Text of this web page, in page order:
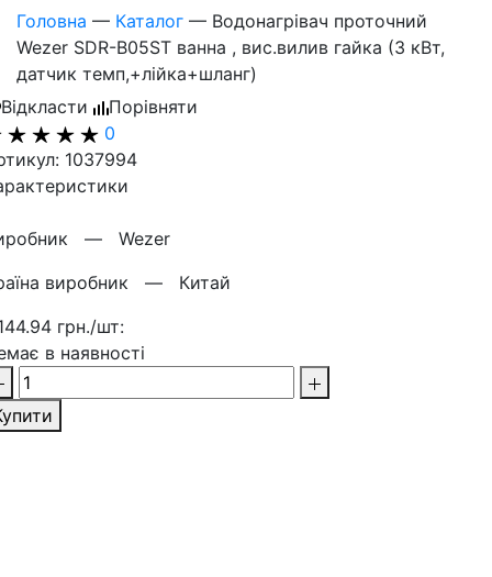
Головна — Каталог — Водонагрівач проточний
Wezer SDR-B05ST ванна , вис.вилив гайка (3 кВт,
датчик темп,+лійка+шланг)
Відкласти
Порівняти
0
1037994
— Wezer
виробник — Китай
грн./шт:
в наявності